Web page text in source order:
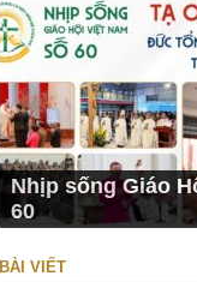
Nhịp sống Giáo
60
BÀI VIẾT